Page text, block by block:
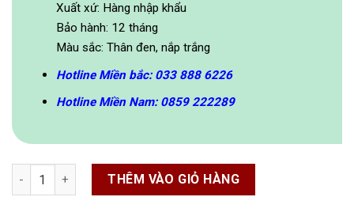
Xuất xứ: Hàng nhập khẩu
Bảo hành: 12 tháng
Màu sắc: Thân đen, nắp trắng
Hotline Miền bắc: 033 888 6226
Hotline Miền Nam: 0859 222289
Thùng rác đen nắp hở 250x305 mm số lượng
THÊM VÀO GIỎ HÀNG